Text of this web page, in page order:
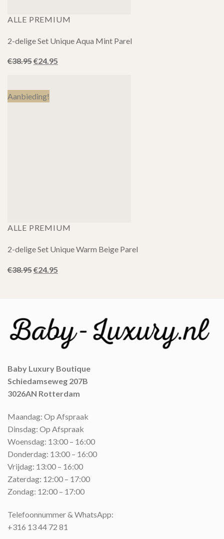
ALLE PREMIUM
2-delige Set Unique Aqua Mint Parel
€38.95Oorspronkelijke
€24.95Huidige
Aanbieding!
ALLE PREMIUM
2-delige Set Unique Warm Beige Parel
€38.95Oorspronkelijke
prijs
€24.95Huidige
prijs
Baby Luxury Boutique
Schiedamseweg 207B
3026AN Rotterdam
Maandag: Op Afspraak
Dinsdag: Op Afspraak
Woensdag: 13:00 – 16:00
Donderdag: 13:00 – 16:00
Vrijdag: 13:00 – 16:00
Zaterdag: 12:00 – 17:00
Zondag: 12:00 – 17:00
Telefoonnummer & WhatsApp:
+316 13 44 72 81